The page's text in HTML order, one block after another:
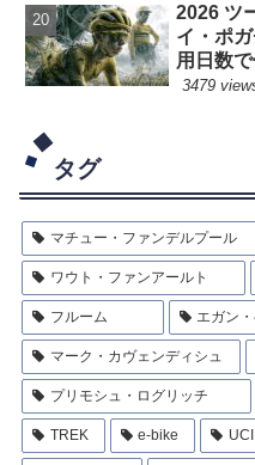
2026 ツ
イ・ポ
用日数
3479
タグ
マチュー・ファンデルプール
ワウト・ファンアールト
フルーム エガン
マーク・カヴェンディシュ
プリモシュ・ログリッチ
TREK e-bike UCI